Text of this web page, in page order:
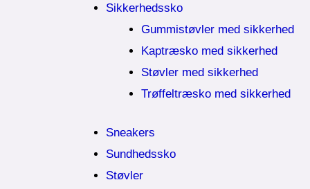
Sikkerhedssko
Gummistøvler med sikkerhed
Kaptræsko med sikkerhed
Støvler med sikkerhed
Trøffeltræsko med sikkerhed
Sneakers
Sundhedssko
Støvler